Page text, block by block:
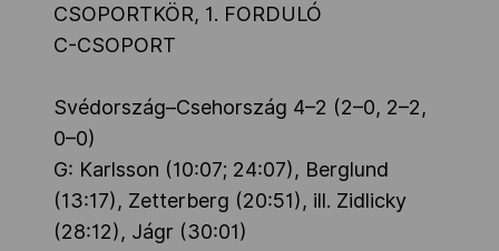
CSOPORTKÖR, 1. FORDULÓ
C-CSOPORT
Svédország–Csehország 4–2 (2–0, 2–2,
0–0)
G: Karlsson (10:07; 24:07), Berglund
(13:17), Zetterberg (20:51), ill. Zidlicky
(28:12), Jágr (30:01)